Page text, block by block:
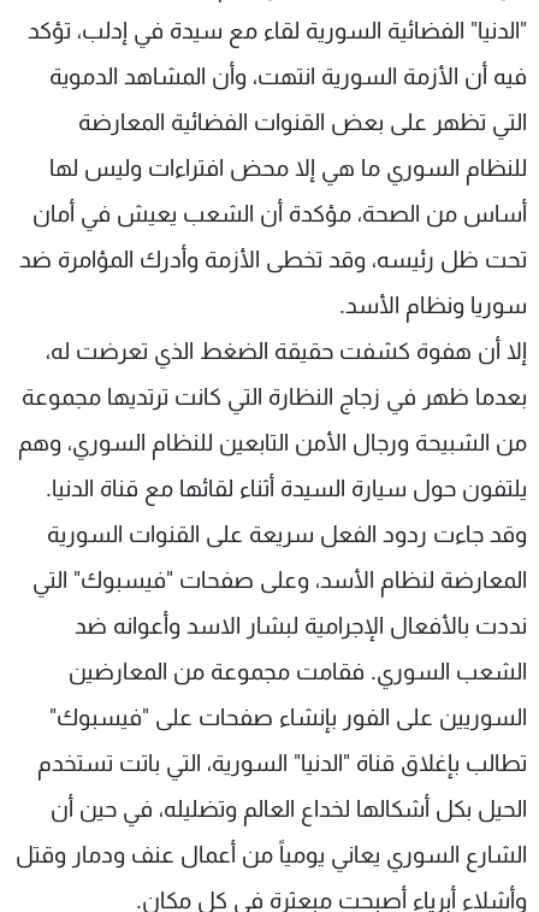
"الدنيا" الفضائية السورية لقاء مع سيدة في إدلب، تؤكد
فيه أن الأزمة السورية انتهت، وأن المشاهد الدموية
التي تظهر على بعض القنوات الفضائية المعارضة
للنظام السوري ما هي إلا محض افتراءات وليس لها
أساس من الصحة، مؤكدة أن الشعب يعيش في أمان
تحت ظل رئيسه، وقد تخطى الأزمة وأدرك المؤامرة ضد
سوريا ونظام الأسد.
إلا أن هفوة كشفت حقيقة الضغط الذي تعرضت له،
بعدما ظهر في زجاج النظارة التي كانت ترتديها مجموعة
من الشبيحة ورجال الأمن التابعين للنظام السوري، وهم
يلتفون حول سيارة السيدة أثناء لقائها مع قناة الدنيا.
وقد جاءت ردود الفعل سريعة على القنوات السورية
المعارضة لنظام الأسد، وعلى صفحات "فيسبوك" التي
نددت بالأفعال الإجرامية لبشار الاسد وأعوانه ضد
الشعب السوري. فقامت مجموعة من المعارضين
السوريين على الفور بإنشاء صفحات على "فيسبوك"
تطالب بإغلاق قناة "الدنيا" السورية، التي باتت تستخدم
الحيل بكل أشكالها لخداع العالم وتضليله، في حين أن
الشارع السوري يعاني يومياً من أعمال عنف ودمار وقتل
وأشلاء أبرياء أصبحت مبعثرة في كل مكان.
سياسة الخصوصية